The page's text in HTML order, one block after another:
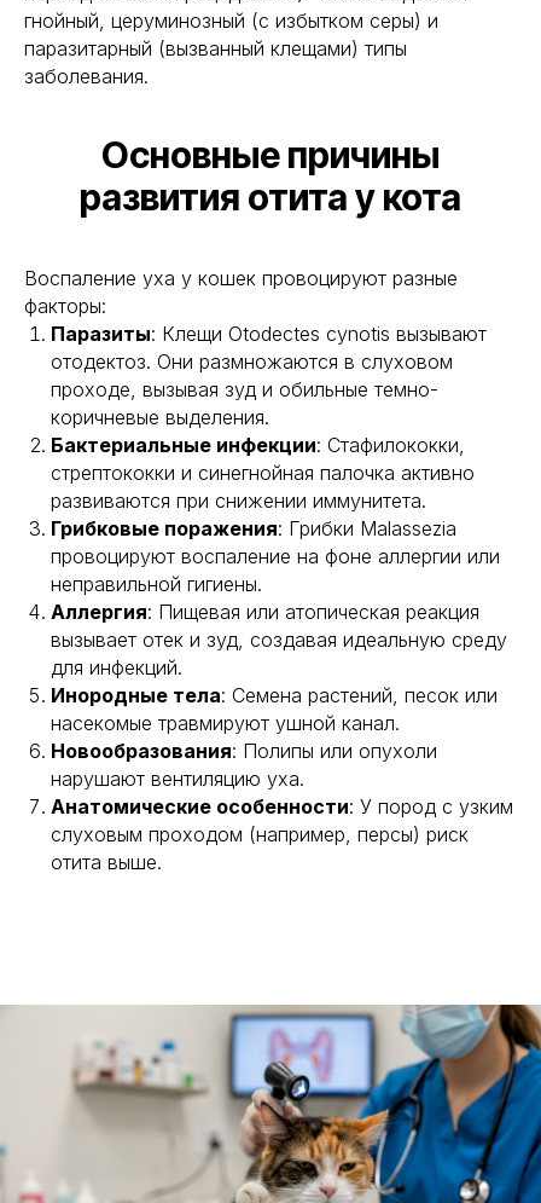
гнойный, церуминозный (с избытком серы) и
паразитарный (вызванный клещами) типы
заболевания.
Основные причины
развития отита у кота
Воспаление уха у кошек провоцируют разные
факторы:
Паразиты: Клещи Otodectes cynotis вызывают
отодектоз. Они размножаются в слуховом
проходе, вызывая зуд и обильные темно-
коричневые выделения.
Бактериальные инфекции: Стафилококки,
стрептококки и синегнойная палочка активно
развиваются при снижении иммунитета.
Грибковые поражения: Грибки Malassezia
провоцируют воспаление на фоне аллергии или
неправильной гигиены.
Аллергия: Пищевая или атопическая реакция
вызывает отек и зуд, создавая идеальную среду
для инфекций.
Инородные тела: Семена растений, песок или
насекомые травмируют ушной канал.
Новообразования: Полипы или опухоли
нарушают вентиляцию уха.
Анатомические особенности: У пород с узким
слуховым проходом (например, персы) риск
отита выше.